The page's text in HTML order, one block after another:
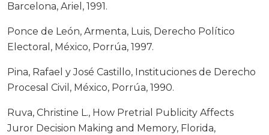
Barcelona, Ariel, 1991.
Ponce de León, Armenta, Luis, Derecho Político
Electoral, México, Porrúa, 1997.
Pina, Rafael y José Castillo, Instituciones de Derecho
Procesal Civil, México, Porrúa, 1990.
Ruva, Christine L., How Pretrial Publicity Affects
Juror Decision Making and Memory, Florida,